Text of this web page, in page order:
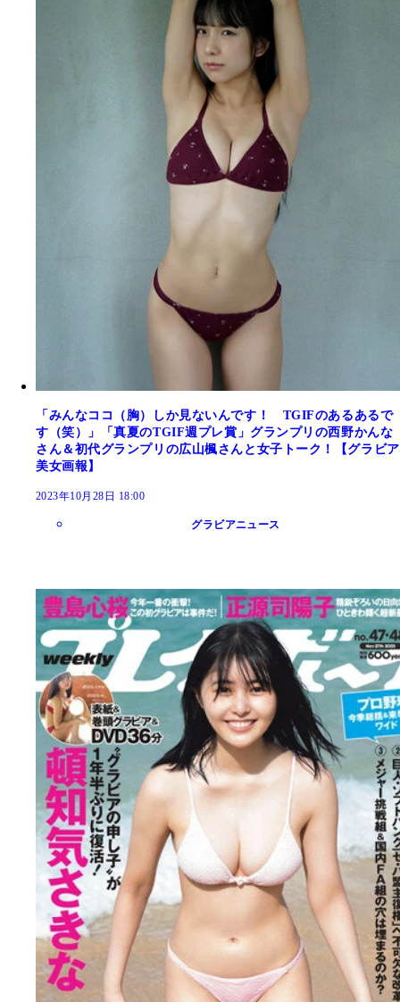
「みんなココ（胸）しか見ないんです！ TGIFのあるあるで
す（笑）」「真夏のTGIF週プレ賞」グランプリの西野かんな
さん＆初代グランプリの広山楓さんと女子トーク！【グラビア
美女画報】
2023年10月28日 18:00
グラビアニュース